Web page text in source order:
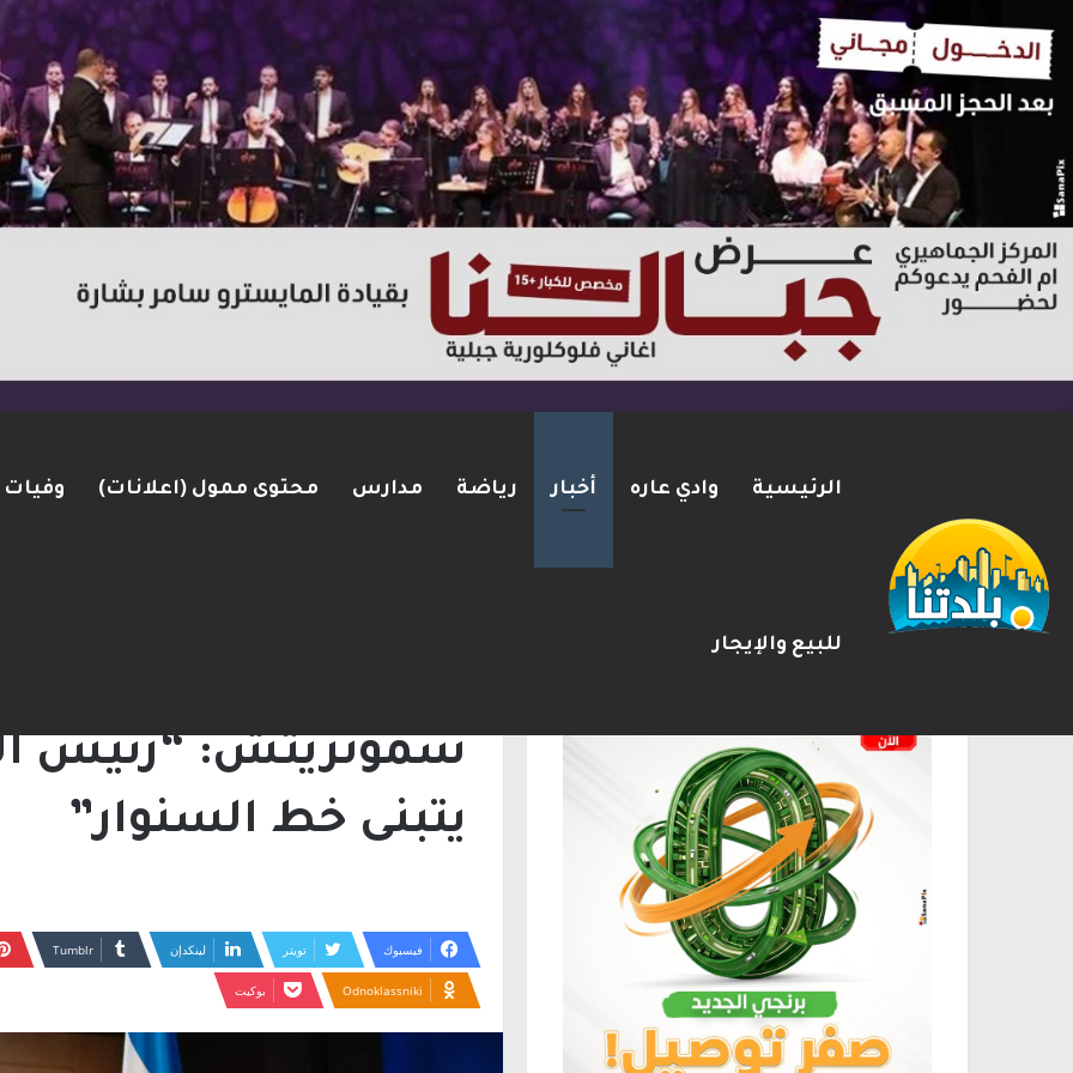
الرئيسية وادي عاره أخبار رياضة مدارس محتوى ممول (اعلانات) وفيات
للبيع والإيجار
مقتل زياد بشارة من الطيرة بإطلاق نار في الطيبة.. بعد عام ونصف على مقتل زوجته
سموتريتش: “رئيس
يتبنى خط السنوار”
فيسبوك تويتر لينكدإن
Odnoklassniki بوكيت
الإعلانات